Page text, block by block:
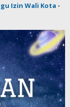
Izin Wali Kota -